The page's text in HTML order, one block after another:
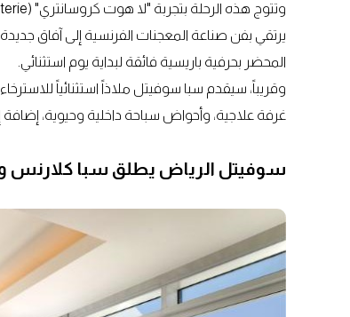
يرتقي بفن صناعة المعجنات الفرنسية إلى آفاق
المحضر بحرفية باريسية فائقة لبداية يوم استثنائي.
غرفة علاجية، وأحواض سباحة داخلية وحيوية،
سوفيتل الرياض يطلق سبا كلارنس